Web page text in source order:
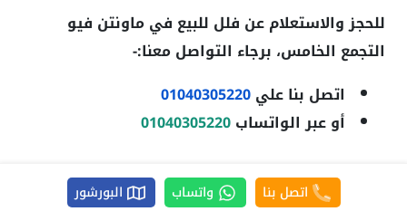
للحجز والاستعلام عن فلل للبيع في ماونتن فيو
التجمع الخامس، برجاء التواصل معنا:-
اتصل بنا علي01040305220
أو عبر الواتساب01040305220
واتساب اتصل البورشور
اتصل بنا واتساب البورشور